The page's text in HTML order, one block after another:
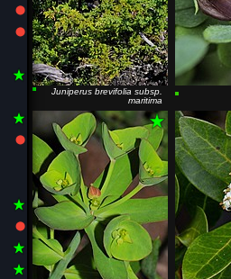
Juniperus brevifolia subsp.
maritima